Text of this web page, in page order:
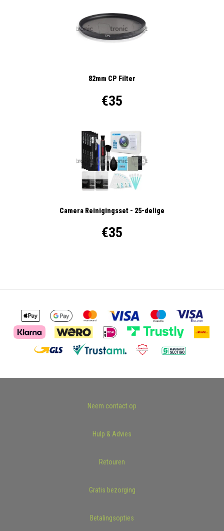
82mm CP Filter
€35
Camera Reinigingsset - 25-delige
€35
Neem contact op
Hulp & Advies
Retouren
Gratis bezorging
Betalingsopties